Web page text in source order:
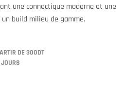
une connectique moderne et une
build milieu de gamme.
DE 300DT